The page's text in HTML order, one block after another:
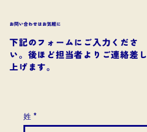
お問い合わせはお気軽に
​下記のフォームにご入力くださ
い。後ほど担当者よりご連絡差し
上げます。​
姓 *